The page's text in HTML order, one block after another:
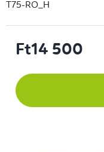
T75-RO_H
Ft14 500